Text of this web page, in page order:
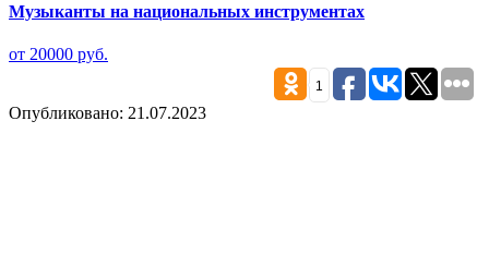
Музыканты на национальных инструментах
от 20000 руб.
1
Опубликовано: 21.07.2023